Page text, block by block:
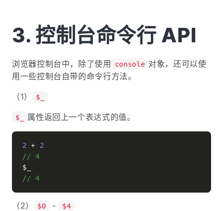
控制台命令行 API
浏览器控制台中，除了使用 console 对象，还可以使
用一些控制台自带的命令行方法。
（1） $_
$_ 属性返回上一个表达式的值。
2 + 2
// 4
// 4
（2） $0 - $4